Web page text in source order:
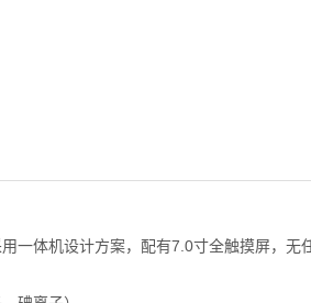
体机设计方案，配有7.0寸全触摸屏，无